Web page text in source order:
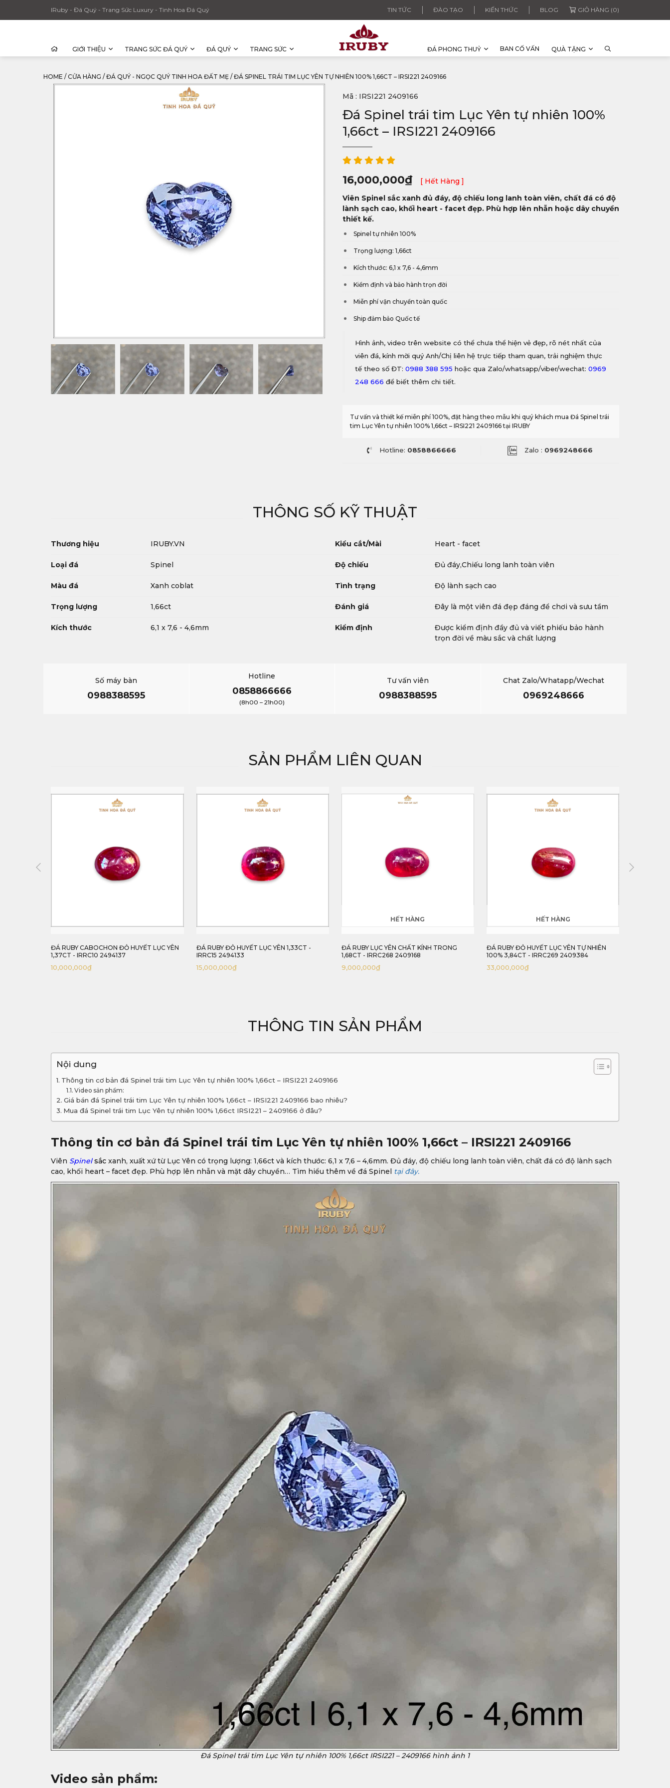
IRuby - Đá Quý - Trang Sức Luxury - Tinh Hoa Đá Quý TIN TỨC ĐÀO TẠO KIẾN THỨC BLOG GIỎ HÀNG (0)
GIỚI THIỆU TRANG SỨC ĐÁ QUÝ ĐÁ QUÝ TRANG SỨC ĐÁ PHONG THUỶ BAN CỐ VẤN QUÀ TẶNG
HOME / CỬA HÀNG / ĐÁ QUÝ - NGỌC QUÝ TINH HOA ĐẤT MẸ / ĐÁ SPINEL TRÁI TIM LỤC YÊN TỰ NHIÊN 100% 1,66CT – IRSI221 2409166
Mã : IRSI221 2409166
Đá Spinel trái tim Lục Yên tự nhiên 100%
1,66ct – IRSI221 2409166
16,000,000₫
[ Hết Hàng ]
Viên Spinel sắc xanh đủ đáy, độ chiếu long lanh toàn viên, chất đá có độ
lành sạch cao, khối heart - facet đẹp. Phù hợp lên nhẫn hoặc dây chuyền
thiết kế.
Spinel tự nhiên 100%
Trọng lượng: 1,66ct
Kích thước: 6,1 x 7,6 - 4,6mm
Kiểm định và bảo hành trọn đời
Miễn phí vận chuyển toàn quốc
Ship đảm bảo Quốc tế
Hình ảnh, video trên website có thể chưa thể hiện vẻ đẹp, rõ nét nhất của
viên đá, kính mời quý Anh/Chị liên hệ trực tiếp tham quan, trải nghiệm thực
tế theo số ĐT: 0988 388 595 hoặc qua Zalo/whatsapp/viber/wechat: 0969
248 666 để biết thêm chi tiết.
Tư vấn và thiết kế miễn phí 100%, đặt hàng theo mẫu khi quý khách mua Đá Spinel trái
tim Lục Yên tự nhiên 100% 1,66ct – IRSI221 2409166 tại IRUBY
Hotline: 0858866666 Zalo : 0969248666
THÔNG SỐ KỸ THUẬT
Thương hiệu IRUBY.VN
Loại đá Spinel
Màu đá Xanh coblat
Trọng lượng 1,66ct
Kích thước 6,1 x 7,6 - 4,6mm
Kiểu cắt/Mài Heart - facet
Độ chiếu Đủ đáy,Chiếu long lanh toàn viên
Tình trạng Độ lành sạch cao
Đánh giá Đây là một viên đá đẹp đáng để chơi và sưu tầm
Kiểm định
Được kiểm định đầy đủ và viết phiếu bảo hành
trọn đời về màu sắc và chất lượng
Số máy bàn
0988388595
Hotline
0858866666
(8h00 – 21h00)
Tư vấn viên
0988388595
Chat Zalo/Whatapp/Wechat
0969248666
SẢN PHẨM LIÊN QUAN
HUYẾT LỤC YÊN
ĐÁ RUBY ĐỎ HUYẾT LỤC YÊN 1,33CT -
IRRC15 2494133
15,000,000
ĐÁ RUBY LỤC YÊN CHẤT KÍNH TRONG
1,68CT - IRRC268 2409168
9,000,000
HẾT HÀNG
ĐÁ RUBY ĐỎ HUYẾT LỤC YÊN TỰ NHIÊN
100% 3,84CT - IRRC269 2409384
33,000,000
HẾT HÀNG
ĐÁ SPINEL TRÁI TIM LỤC YÊN TỰ NHIÊN
100% 1,66CT - IRSI221 2409166
16,000,000
THÔNG TIN SẢN PHẨM
Nội dung
Thông tin cơ bản đá Spinel trái tim Lục Yên tự nhiên 100% 1,66ct – IRSI221 2409166
Video sản phẩm:
Giá bán đá Spinel trái tim Lục Yên tự nhiên 100% 1,66ct – IRSI221 2409166 bao nhiêu?
Mua đá Spinel trái tim Lục Yên tự nhiên 100% 1,66ct IRSI221 – 2409166 ở đâu?
Thông tin cơ bản đá Spinel trái tim Lục Yên tự nhiên 100% 1,66ct – IRSI221 2409166
Viên Spinel sắc xanh, xuất xứ từ Lục Yên có trọng lượng: 1,66ct và kích thước: 6,1 x 7,6 – 4,6mm. Đủ đáy, độ chiếu long lanh toàn viên, chất đá có độ lành sạch
cao, khối heart – facet đẹp. Phù hợp lên nhẫn và mặt dây chuyền… Tìm hiểu thêm về đá Spinel tại đây.
Đá Spinel trái tim Lục Yên tự nhiên 100% 1,66ct IRSI221 – 2409166 hình ảnh 1
Video sản phẩm: